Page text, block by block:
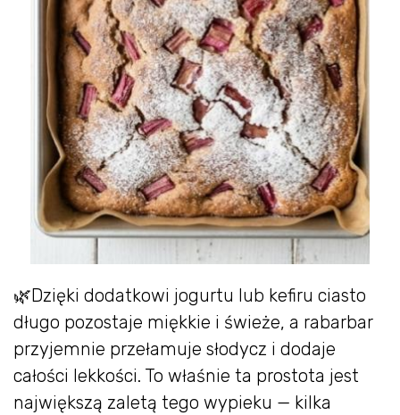
🌿Dzięki dodatkowi jogurtu lub kefiru ciasto
długo pozostaje miękkie i świeże, a rabarbar
przyjemnie przełamuje słodycz i dodaje
całości lekkości. To właśnie ta prostota jest
największą zaletą tego wypieku — kilka